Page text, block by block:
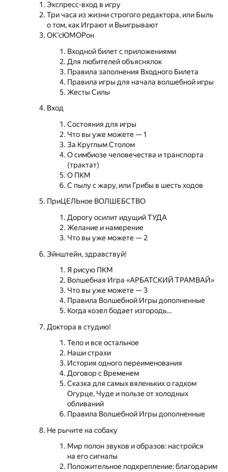
Экспресс-вход в игру
Три часа из жизни строгого редактора, или Быль
о том, как Играют и Выигрывают
ОК’сЮМОРон
Входной билет с приложениями
Для любителей объяснялок
Правила заполнения Входного Билета
Правила игры для начала волшебной игры
Жесты Силы
Вход
Состояния для игры
Что вы уже можете — 1
За Круглым Столом
О симбиозе человечества и транспорта
(трактат)
О ПКМ
С пылу с жару, или Грибы в шесть ходов
ПриЦЕЛЬное ВОЛШЕБСТВО
Дорогу осилит идущий ТУДА
Желание и намерение
Что вы уже можете — 2
Эйнштейн, здравствуй!
Я рисую ПКМ
Волшебная Игра «АРБАТСКИЙ ТРАМВАЙ»
Что вы уже можете — 3
Правила Волшебной Игры дополненные
Когда козел бодает изгородь…
Доктора в студию!
Тело и все остальное
Наши страхи
История одного переименования
Договор с Временем
Сказка для самых вяленьких о гадком
Огурце, Чуде и пользе от холодных
обливаний
Правила Волшебной Игры дополненные
Не рычите на собаку
Мир полон звуков и образов: настройся
на его сигналы
Положительное подкрепление: благодарим